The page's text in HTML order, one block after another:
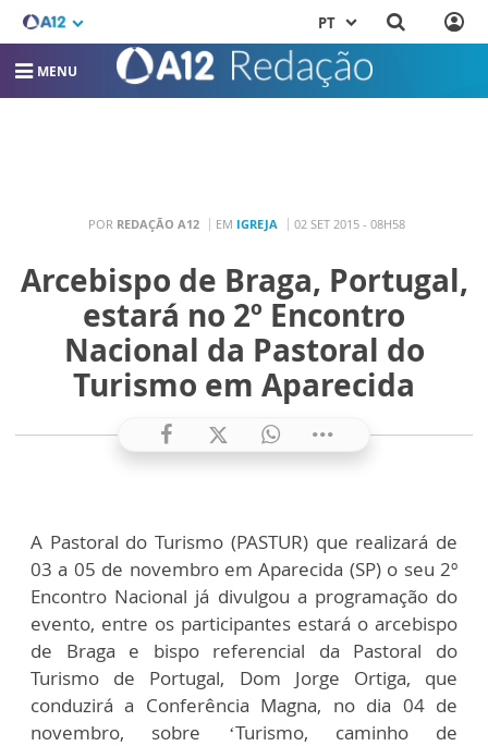
PT
MENU
POR REDAÇÃO A12 EM IGREJA 02 SET 2015 - 08H58
Arcebispo de Braga, Portugal,
estará no 2º Encontro
Nacional da Pastoral do
Turismo em Aparecida
A Pastoral do Turismo (PASTUR) que realizará de
03 a 05 de novembro em Aparecida (SP) o seu 2º
Encontro Nacional já divulgou a programação do
evento, entre os participantes estará o arcebispo
de Braga e bispo referencial da Pastoral do
Turismo de Portugal, Dom Jorge Ortiga, que
conduzirá a Conferência Magna, no dia 04 de
novembro, sobre ‘Turismo, caminho de